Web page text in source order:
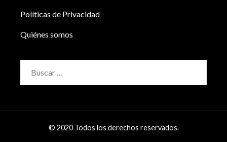
Políticas de Privacidad
Quiénes somos
© 2020 Todos los derechos reservados.